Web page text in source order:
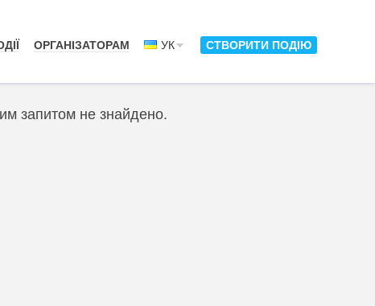
ОРГАНІЗАТОРАМ УК СТВОРИТИ ПОДІЮ
запитом не знайдено.